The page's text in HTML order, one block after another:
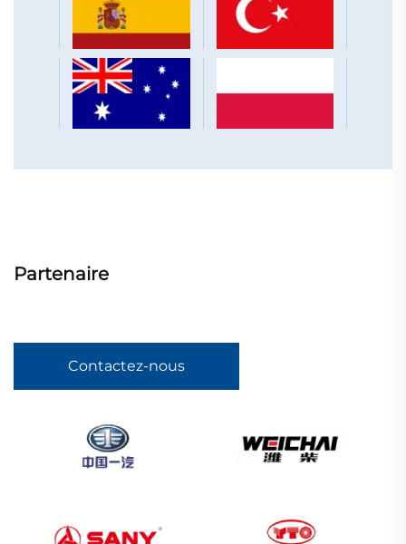
Partenaire
Contactez-nous